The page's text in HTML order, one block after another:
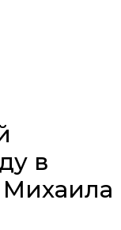
в
Михаила